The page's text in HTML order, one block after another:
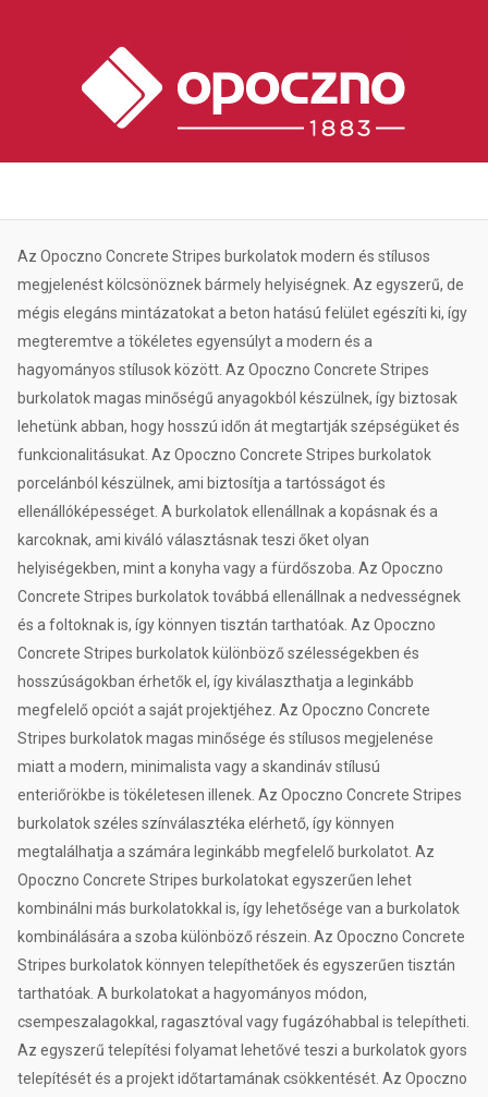
Az Opoczno Concrete Stripes burkolatok modern és stílusos
megjelenést kölcsönöznek bármely helyiségnek. Az egyszerű, de
mégis elegáns mintázatokat a beton hatású felület egészíti ki, így
megteremtve a tökéletes egyensúlyt a modern és a
hagyományos stílusok között. Az Opoczno Concrete Stripes
burkolatok magas minőségű anyagokból készülnek, így biztosak
lehetünk abban, hogy hosszú időn át megtartják szépségüket és
funkcionalitásukat. Az Opoczno Concrete Stripes burkolatok
porcelánból készülnek, ami biztosítja a tartósságot és
ellenállóképességet. A burkolatok ellenállnak a kopásnak és a
karcoknak, ami kiváló választásnak teszi őket olyan
helyiségekben, mint a konyha vagy a fürdőszoba. Az Opoczno
Concrete Stripes burkolatok továbbá ellenállnak a nedvességnek
és a foltoknak is, így könnyen tisztán tarthatóak. Az Opoczno
Concrete Stripes burkolatok különböző szélességekben és
hosszúságokban érhetők el, így kiválaszthatja a leginkább
megfelelő opciót a saját projektjéhez. Az Opoczno Concrete
Stripes burkolatok magas minősége és stílusos megjelenése
miatt a modern, minimalista vagy a skandináv stílusú
enteriőrökbe is tökéletesen illenek. Az Opoczno Concrete Stripes
burkolatok széles színválasztéka elérhető, így könnyen
megtalálhatja a számára leginkább megfelelő burkolatot. Az
Opoczno Concrete Stripes burkolatokat egyszerűen lehet
kombinálni más burkolatokkal is, így lehetősége van a burkolatok
kombinálására a szoba különböző részein. Az Opoczno Concrete
Stripes burkolatok könnyen telepíthetőek és egyszerűen tisztán
tarthatóak. A burkolatokat a hagyományos módon,
csempeszalagokkal, ragasztóval vagy fugázóhabbal is telepítheti.
Az egyszerű telepítési folyamat lehetővé teszi a burkolatok gyors
telepítését és a projekt időtartamának csökkentését. Az Opoczno